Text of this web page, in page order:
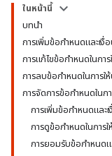
ในหน้านี้
บทนำ
การเพิ่มข้อกำหนดและเงื่อ
การแก้ไขข้อกำหนดในการ
การลบข้อกำหนดในการให้
การจัดการข้อกำหนดในกา
การเพิ่มข้อกำหนดและเ
การดูข้อกำหนดในการใ
การยอมรับข้อกำหนดแ